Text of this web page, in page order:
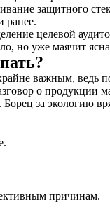
защитного
ранее.
целевой
но уже маячит
важным, ведь
о продукции
за экологию
причинам.